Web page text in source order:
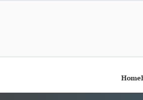
Home